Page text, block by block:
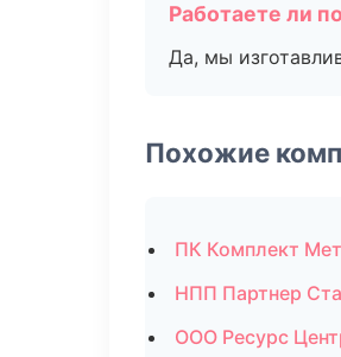
Работаете ли
Да, мы
Похожие
ПК Комплект
НПП Партнер
ООО Ресурс